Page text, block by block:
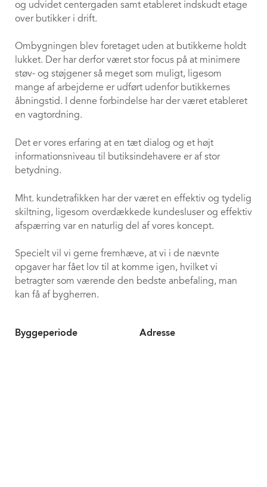
og udvidet centergaden samt etableret indskudt etage
over butikker i drift.
Ombygningen blev foretaget uden at butikkerne holdt
lukket. Der har derfor været stor focus på at minimere
støv- og støjgener så meget som muligt, ligesom
mange af arbejderne er udført udenfor butikkernes
åbningstid. I denne forbindelse har der været etableret
en vagtordning.
Det er vores erfaring at en tæt dialog og et højt
informationsniveau til butiksindehavere er af stor
betydning.
Mht. kundetrafikken har der været en effektiv og tydelig
skiltning, ligesom overdækkede kundesluser og effektiv
afspærring var en naturlig del af vores koncept.
Specielt vil vi gerne fremhæve, at vi i de nævnte
opgaver har fået lov til at komme igen, hvilket vi
betragter som værende den bedste anbefaling, man
kan få af bygherren.
Byggeperiode Adresse